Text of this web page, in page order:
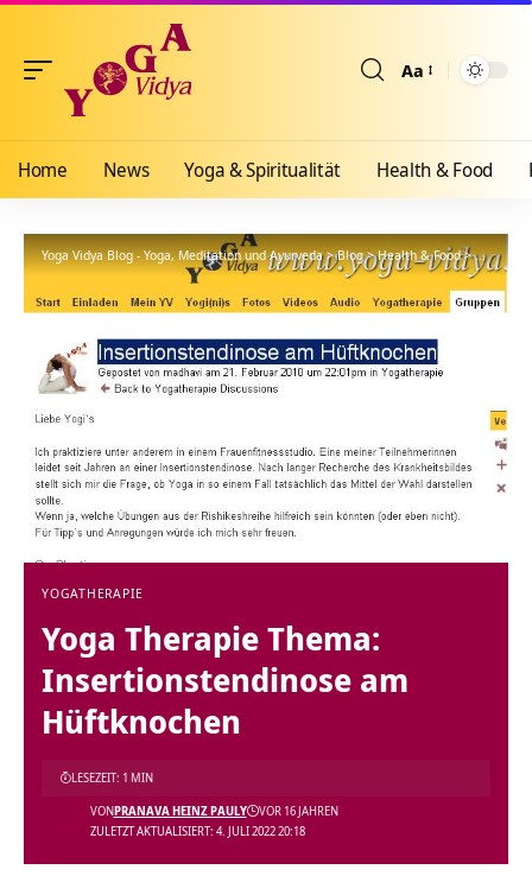
Aa
Home News Yoga & Spiritualität Health & Food
Yoga Vidya Blog - Yoga, Meditation und Ayurveda>Blog>Health & Food>
YOGATHERAPIE
Yoga Therapie Thema:
Insertionstendinose am
Hüftknochen
ZULETZT AKTUALISIERT: 4. JULI 2022 20:18
VONPRANAVA HEINZ PAULY VOR 16 JAHREN
LESEZEIT: 1 MIN